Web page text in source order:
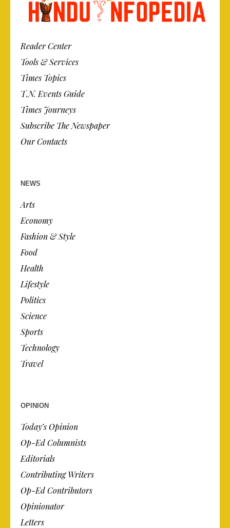
Reader Center
Tools & Services
Times Topics
T.N. Events Guide
Times Journeys
Subscribe The Newspaper
Our Contacts
NEWS
Arts
Economy
Fashion & Style
Food
Health
Lifestyle
Politics
Science
Sports
Technology
Travel
OPINION
Today’s Opinion
Op-Ed Columnists
Editorials
Contributing Writers
Op-Ed Contributors
Opinionator
Letters